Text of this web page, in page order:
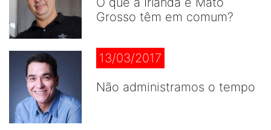
Grosso têm em comum?
13/03/2017
Não administramos o tempo